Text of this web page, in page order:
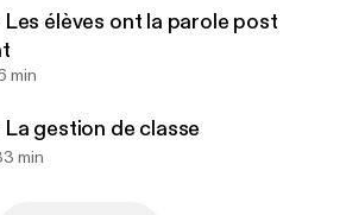
élèves ont la parole post
min
gestion de classe
min